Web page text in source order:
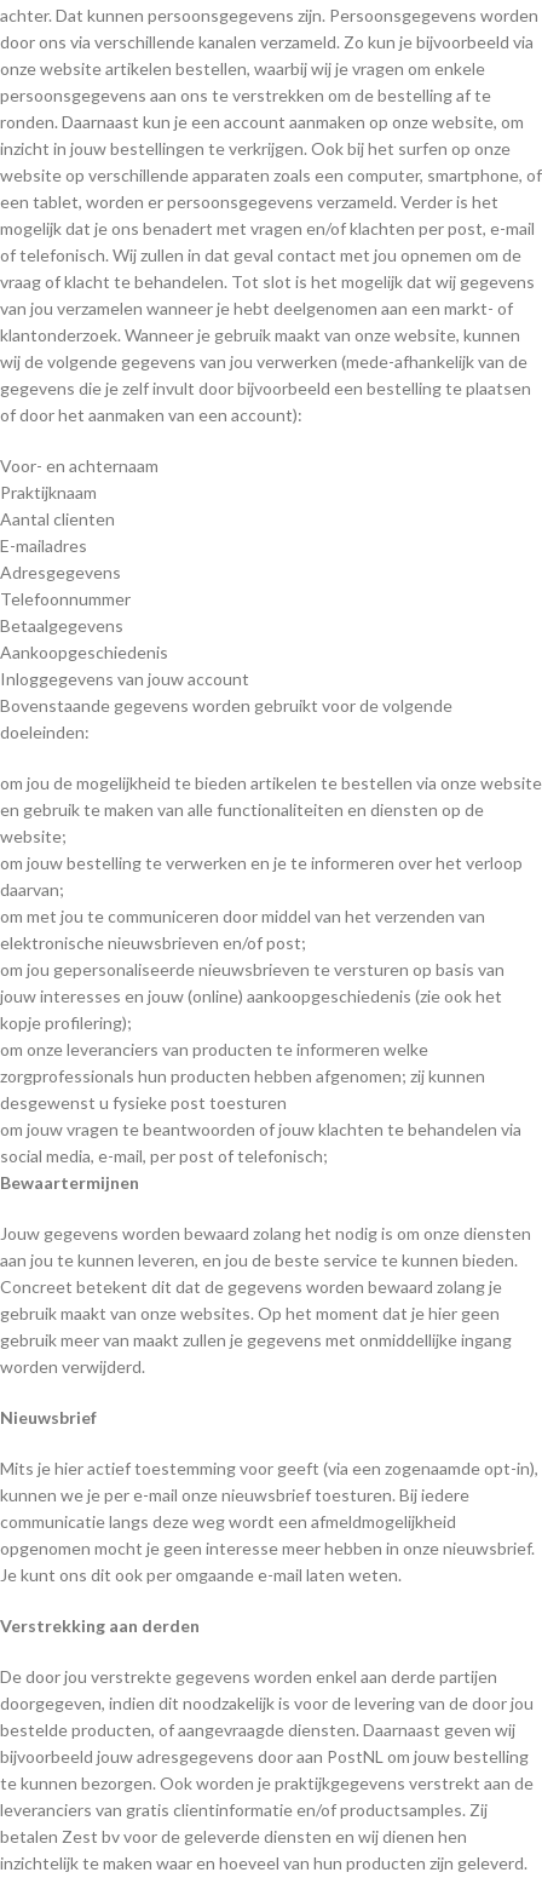
achter. Dat kunnen persoonsgegevens zijn. Persoonsgegevens worden
door ons via verschillende kanalen verzameld. Zo kun je bijvoorbeeld via
onze website artikelen bestellen, waarbij wij je vragen om enkele
persoonsgegevens aan ons te verstrekken om de bestelling af te
ronden. Daarnaast kun je een account aanmaken op onze website, om
inzicht in jouw bestellingen te verkrijgen. Ook bij het surfen op onze
website op verschillende apparaten zoals een computer, smartphone, of
een tablet, worden er persoonsgegevens verzameld. Verder is het
mogelijk dat je ons benadert met vragen en/of klachten per post, e-mail
of telefonisch. Wij zullen in dat geval contact met jou opnemen om de
vraag of klacht te behandelen. Tot slot is het mogelijk dat wij gegevens
van jou verzamelen wanneer je hebt deelgenomen aan een markt- of
klantonderzoek. Wanneer je gebruik maakt van onze website, kunnen
wij de volgende gegevens van jou verwerken (mede-afhankelijk van de
gegevens die je zelf invult door bijvoorbeeld een bestelling te plaatsen
of door het aanmaken van een account):
Voor- en achternaam
Praktijknaam
Aantal clienten
E-mailadres
Adresgegevens
Telefoonnummer
Betaalgegevens
Aankoopgeschiedenis
Inloggegevens van jouw account
Bovenstaande gegevens worden gebruikt voor de volgende
doeleinden:
om jou de mogelijkheid te bieden artikelen te bestellen via onze website
en gebruik te maken van alle functionaliteiten en diensten op de
website;
om jouw bestelling te verwerken en je te informeren over het verloop
daarvan;
om met jou te communiceren door middel van het verzenden van
elektronische nieuwsbrieven en/of post;
om jou gepersonaliseerde nieuwsbrieven te versturen op basis van
jouw interesses en jouw (online) aankoopgeschiedenis (zie ook het
kopje profilering);
om onze leveranciers van producten te informeren welke
zorgprofessionals hun producten hebben afgenomen; zij kunnen
desgewenst u fysieke post toesturen
om jouw vragen te beantwoorden of jouw klachten te behandelen via
social media, e-mail, per post of telefonisch;
Bewaartermijnen
Jouw gegevens worden bewaard zolang het nodig is om onze diensten
aan jou te kunnen leveren, en jou de beste service te kunnen bieden.
Concreet betekent dit dat de gegevens worden bewaard zolang je
gebruik maakt van onze websites. Op het moment dat je hier geen
gebruik meer van maakt zullen je gegevens met onmiddellijke ingang
worden verwijderd.
Nieuwsbrief
Mits je hier actief toestemming voor geeft (via een zogenaamde opt-in),
kunnen we je per e-mail onze nieuwsbrief toesturen. Bij iedere
communicatie langs deze weg wordt een afmeldmogelijkheid
opgenomen mocht je geen interesse meer hebben in onze nieuwsbrief.
Je kunt ons dit ook per omgaande e-mail laten weten.
Verstrekking aan derden
De door jou verstrekte gegevens worden enkel aan derde partijen
doorgegeven, indien dit noodzakelijk is voor de levering van de door jou
bestelde producten, of aangevraagde diensten. Daarnaast geven wij
bijvoorbeeld jouw adresgegevens door aan PostNL om jouw bestelling
te kunnen bezorgen. Ook worden je praktijkgegevens verstrekt aan de
leveranciers van gratis clientinformatie en/of productsamples. Zij
betalen Zest bv voor de geleverde diensten en wij dienen hen
inzichtelijk te maken waar en hoeveel van hun producten zijn geleverd.